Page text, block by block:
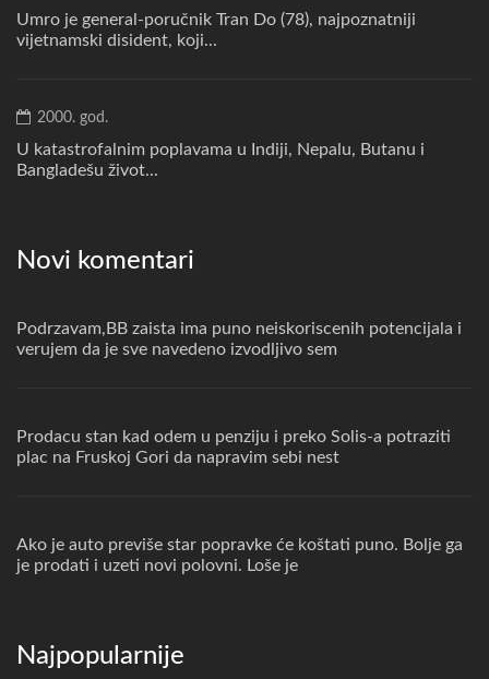
Umro je general-poručnik Tran Do (78), najpoznatniji
vijetnamski disident, koji...
2000. god.
U katastrofalnim poplavama u Indiji, Nepalu, Butanu i
Bangladešu život...
Novi komentari
Podrzavam,BB zaista ima puno neiskoriscenih potencijala i
verujem da je sve navedeno izvodljivo sem
Prodacu stan kad odem u penziju i preko Solis-a potraziti
plac na Fruskoj Gori da napravim sebi nest
Ako je auto previše star popravke će koštati puno. Bolje ga
je prodati i uzeti novi polovni. Loše je
Najpopularnije